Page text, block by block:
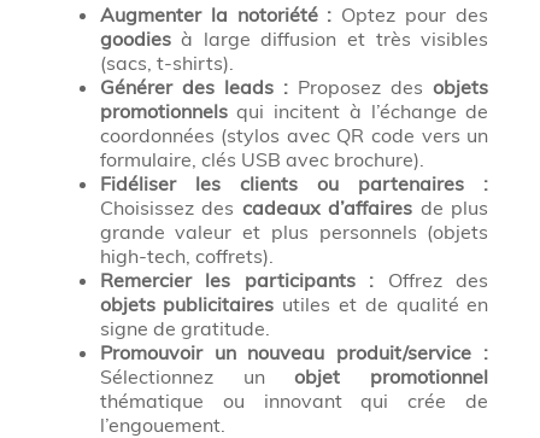
Augmenter la notoriété : Optez pour des
goodiesà large diffusion et très visibles
(sacs, t-shirts).
Générer des leads : Proposez desobjets
promotionnelsqui incitent à l’échange de
coordonnées (stylos avec QR code vers un
formulaire, clés USB avec brochure).
Fidéliser les clients ou partenaires :
Choisissez des cadeaux d’affaires de plus
grande valeur et plus personnels (objets
high-tech, coffrets).
Remercier les participants : Offrez des
objets publicitaires utiles et de qualité en
signe de gratitude.
Promouvoir un nouveau produit/service :
Sélectionnez unobjet promotionnel
thématique ou innovant qui crée de
l’engouement.